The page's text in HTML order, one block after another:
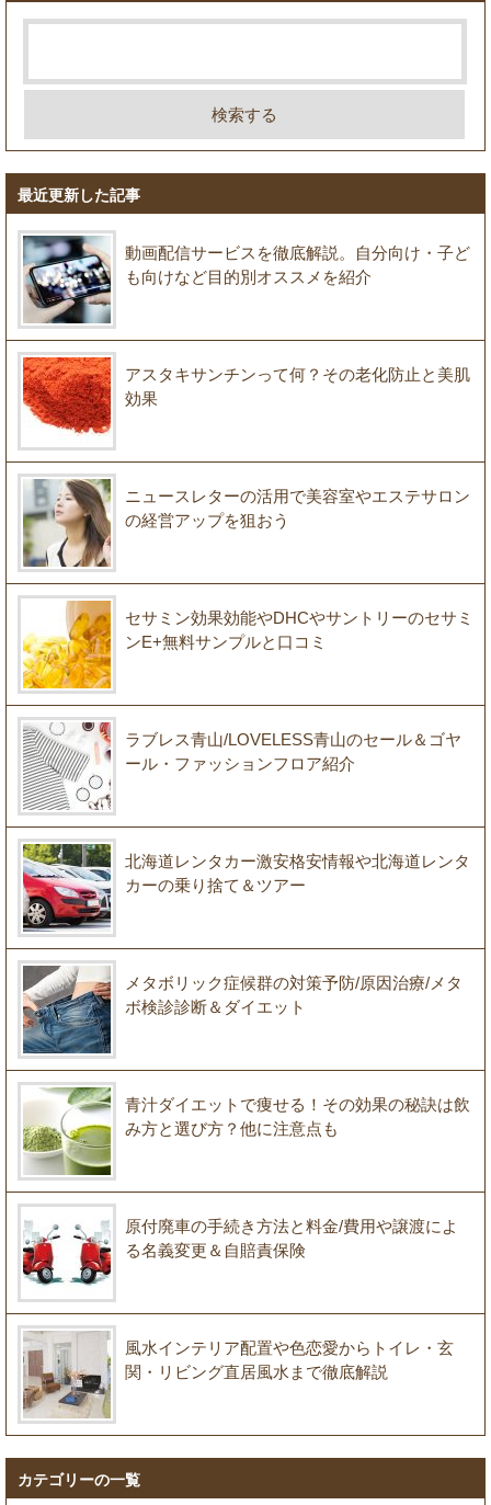
最近更新した記事
動画配信サービスを徹底解説。自分向け・子ど
も向けなど目的別オススメを紹介
アスタキサンチンって何？その老化防止と美肌
効果
ニュースレターの活用で美容室やエステサロン
の経営アップを狙おう
セサミン効果効能やDHCやサントリーのセサミ
ンE+無料サンプルと口コミ
ラブレス青山/LOVELESS青山のセール＆ゴヤ
ール・ファッションフロア紹介
北海道レンタカー激安格安情報や北海道レンタ
カーの乗り捨て＆ツアー
メタボリック症候群の対策予防/原因治療/メタ
ボ検診診断＆ダイエット
青汁ダイエットで痩せる！その効果の秘訣は飲
み方と選び方？他に注意点も
原付廃車の手続き方法と料金/費用や譲渡によ
る名義変更＆自賠責保険
風水インテリア配置や色恋愛からトイレ・玄
関・リビング直居風水まで徹底解説
カテゴリーの一覧